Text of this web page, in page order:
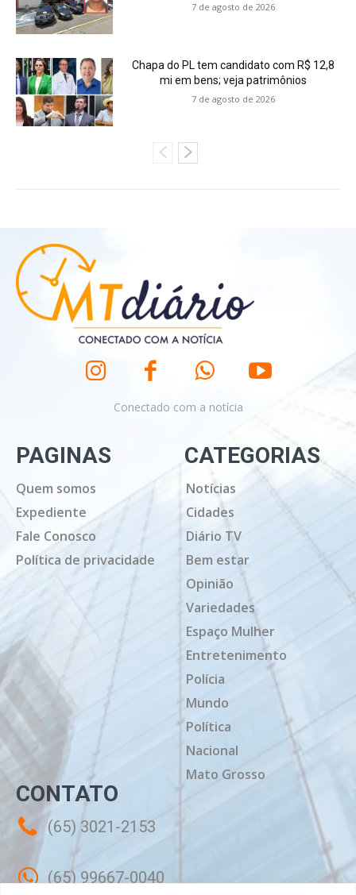
7 de agosto de 2026
Chapa do PL tem candidato com R$ 12,8
mi em bens; veja patrimônios
7 de agosto de 2026
Conectado com a notícia
PAGINAS
Quem somos
Expediente
Fale Conosco
Política de privacidade
CATEGORIAS
Notícias
Cidades
Diário TV
Bem estar
Opinião
Variedades
Espaço Mulher
Entretenimento
Polícia
Mundo
Política
Nacional
Mato Grosso
CONTATO
(65) 3021-2153
(65) 99667-0040